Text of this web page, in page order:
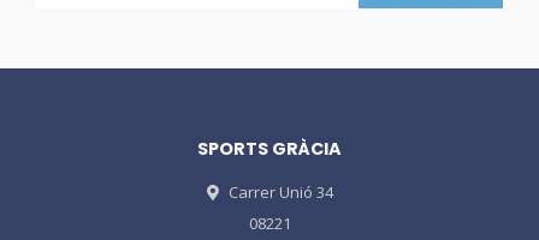
SPORTS GRÀCIA
Carrer Unió 34
08221